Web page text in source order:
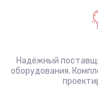
Надёжный
оборудования.